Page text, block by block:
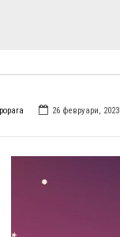
popara 26 февруари, 2023